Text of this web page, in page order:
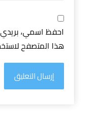
احفظ اسمي، بريدي
هذا المتصفح
إرسال التعليق